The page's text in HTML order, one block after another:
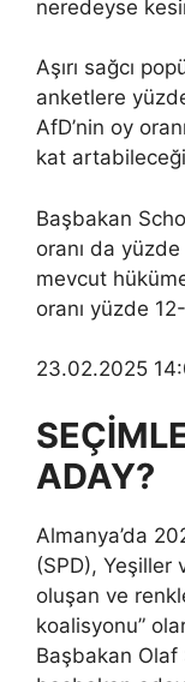
neredeyse
Aşırı sağcı
anketlere
AfD’nin oy
kat
Başbakan
oranı da
mevcut
oranı yüzde
23.02.2025
ADAY?
Almanya’da
(SPD), Yeşiller
oluşan ve
koalisyonu”
Başbakan Olaf